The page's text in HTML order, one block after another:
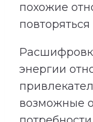
похожие
энергии
возможные